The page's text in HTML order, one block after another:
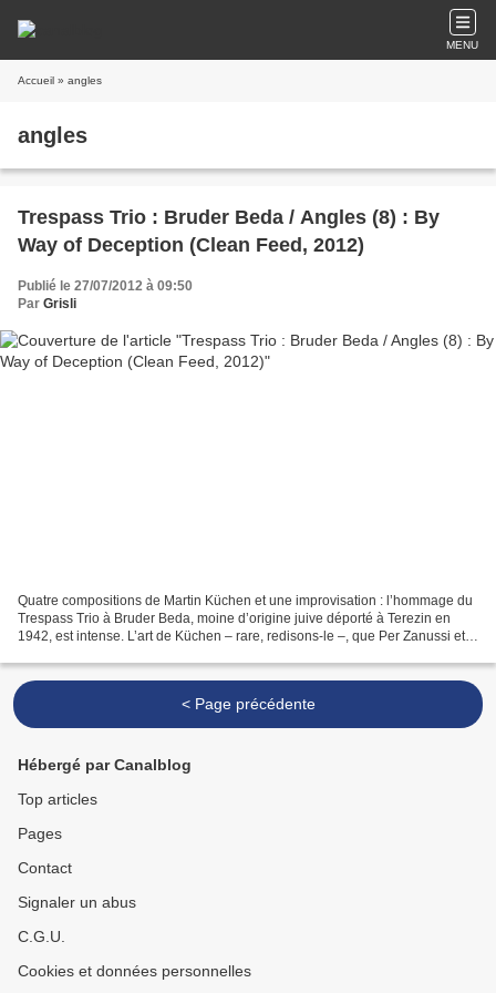
MENU
Accueil » angles
angles
Trespass Trio : Bruder Beda / Angles (8) : By
Way of Deception (Clean Feed, 2012)
Publié le 27/07/2012 à 09:50
Par Grisli
Quatre compositions de Martin Küchen et une improvisation : l’hommage du
Trespass Trio à Bruder Beda, moine d’origine juive déporté à Terezin en
1942, est intense. L’art de Küchen – rare, redisons-le –, que Per Zanussi et
< Page précédente
Hébergé par Canalblog
Top articles
Pages
Contact
Signaler un abus
C.G.U.
Cookies et données personnelles